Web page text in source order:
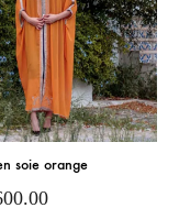
soie orange